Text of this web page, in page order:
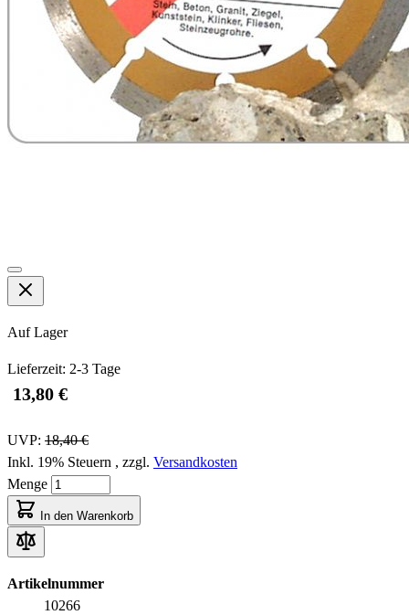
Auf Lager
Lieferzeit: 2-3 Tage
13,80 €
UVP: 18,40 €
Inkl. 19% Steuern , zzgl. Versandkosten
Menge
In den Warenkorb
Artikelnummer
10266